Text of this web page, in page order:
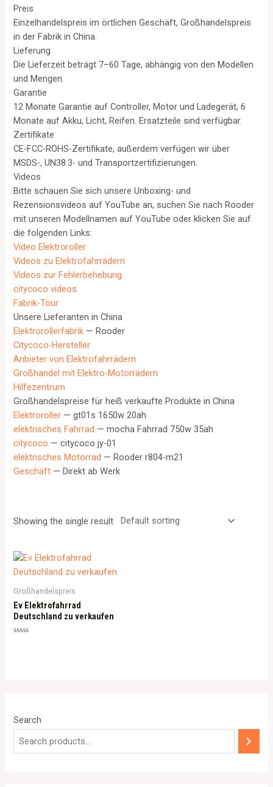
Search
Preis
Einzelhandelspreis im örtlichen Geschäft, Großhandelspreis
in der Fabrik in China.
Lieferung
Die Lieferzeit beträgt 7–60 Tage, abhängig von den Modellen
und Mengen.
Garantie
12 Monate Garantie auf Controller, Motor und Ladegerät, 6
Monate auf Akku, Licht, Reifen. Ersatzteile sind verfügbar.
Zertifikate
CE-FCC-ROHS-Zertifikate, außerdem verfügen wir über
MSDS-, UN38.3- und Transportzertifizierungen.
Videos
Bitte schauen Sie sich unsere Unboxing- und
Rezensionsvideos auf YouTube an, suchen Sie nach Rooder
mit unseren Modellnamen auf YouTube oder klicken Sie auf
die folgenden Links:
Video Elektroroller
Videos zu Elektrofahrrädern
Videos zur Fehlerbehebung
citycoco videos
Fabrik-Tour
Unsere Lieferanten in China
Elektrorollerfabrik — Rooder
Citycoco-Hersteller
Anbieter von Elektrofahrrädern
Großhandel mit Elektro-Motorrädern
Hilfezentrum
Großhandelspreise für heiß verkaufte Produkte in China
Elektroroller — gt01s 1650w 20ah
elektrisches Fahrrad — mocha Fahrrad 750w 35ah
citycoco — citycoco jy-01
elektrisches Motorrad — Rooder r804-m21
Geschäft — Direkt ab Werk
Showing the single result
Großhandelspreis
Ev Elektrofahrrad
Deutschland zu verkaufen